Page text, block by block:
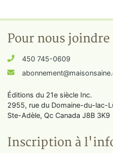
Pour nous joindre
450 745-0609
Éditions du 21e siècle Inc.
2955, rue du Domaine-du-lac-
Ste-Adèle, Qc Canada J8B 3K9
Inscription à